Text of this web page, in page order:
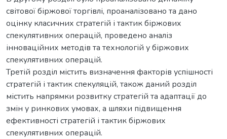
світової біржової торгівлі, проаналізовано та дано
оцінку класичних стратегій і тактик біржових
спекулятивних операцій, проведено аналіз
інноваційних методів та технологій у біржових
спекулятивних операцій.
Третій розділ містить визначення факторів успішності
стратегій і тактик спекуляцій, також даний розділ
містить напрямки розвитку стратегій та адаптації до
змін у ринкових умовах, а шляхи підвищення
ефективності стратегій і тактик біржових
спекулятивних операцій.